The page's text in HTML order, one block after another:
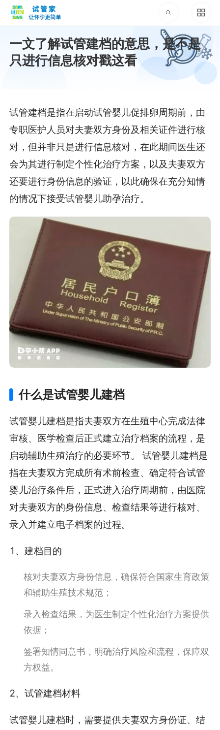
一文了解试管建档的意思，是不是
只进行信息核对戳这看
试管建档是指在启动试管婴儿促排卵周期前，由
专职医护人员对夫妻双方身份及相关证件进行核
对，但并非只是进行信息核对，在此期间医生还
会为其进行制定个性化治疗方案，以及夫妻双方
还要进行身份信息的验证，以此确保在充分知情
的情况下接受试管婴儿助孕治疗。
什么是试管婴儿建档
试管婴儿建档是指夫妻双方在生殖中心完成法律
审核、医学检查后正式建立治疗档案的流程，是
启动辅助生殖治疗的必要环节。 试管婴儿建档是
指在夫妻双方完成所有术前检查、确定符合试管
婴儿治疗条件后，正式进入治疗周期前，由医院
对夫妻双方的身份信息、检查结果等进行核对、
录入并建立电子档案的过程。
1、建档目的
核对夫妻双方身份信息，确保符合国家生育政策
和辅助生殖技术规范；
录入检查结果，为医生制定个性化治疗方案提供
依据；
签署知情同意书，明确治疗风险和流程，保障双
方权益。
2、试管建档材料
试管婴儿建档时，需要提供夫妻双方身份证、结